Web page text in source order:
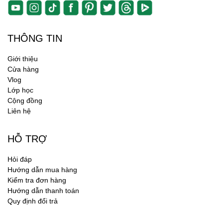
THÔNG TIN
Giới thiệu
Cửa hàng
Vlog
Lớp học
Cộng đồng
Liên hệ
HỖ TRỢ
Hỏi đáp
Hướng dẫn mua hàng
Kiểm tra đơn hàng
Hướng dẫn thanh toán
Quy định đổi trả